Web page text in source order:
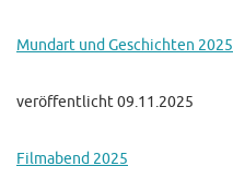
Mundart und Geschichten 2025
veröffentlicht 09.11.2025
Filmabend 2025